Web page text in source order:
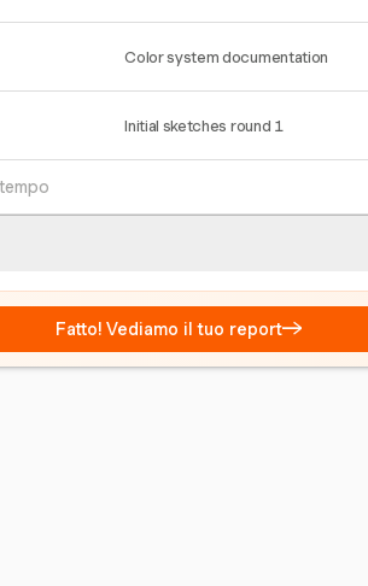
Color system documentation
Initial sketches round 1
Fatto! Vediamo il tuo report→